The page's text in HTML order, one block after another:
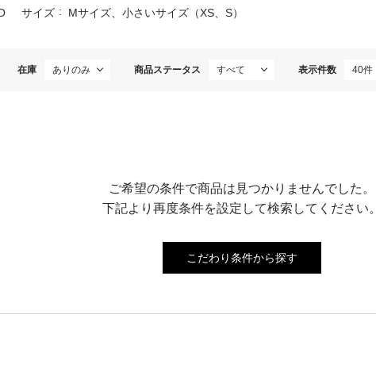
サイズ Mサイズ、小さいサイズ（XS、S）
在庫 商品ステータス 表示件数
ご希望の条件で商品は見つかりませんでした。
下記より再度条件を設定して検索してください。
こだわり条件から探す